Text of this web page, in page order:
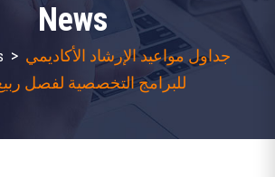
News
> جداول مواعيد الإرشاد الأكاديمي
للبرامج التخصصية لفصل ربيع